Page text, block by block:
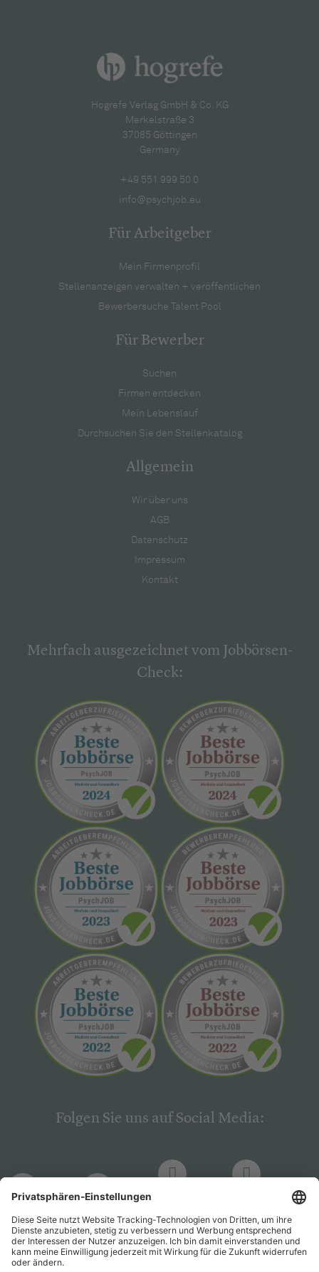
Hogrefe Verlag GmbH & Co. KG
Merkelstraße 3
37085 Göttingen
Germany
+49 551 999 50 0
info@psychjob.eu
Für Arbeitgeber
Mein Firmenprofil
Stellenanzeigen verwalten + veröffentlichen
Bewerbersuche Talent Pool
Für Bewerber
Suchen
Firmen entdecken
Mein Lebenslauf
Durchsuchen Sie den Stellenkatalog
Allgemein
Wir über uns
AGB
Datenschutz
Impressum
Kontakt
Mehrfach ausgezeichnet vom Jobbörsen-
Check:
Folgen Sie uns auf Social Media:
PsychJOB PsychJOB
Hogrefe
Verlag
Hogrefe
Verlag